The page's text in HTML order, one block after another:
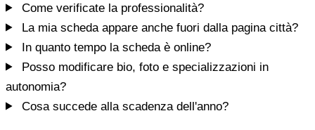
Come verificate la professionalità?
La mia scheda appare anche fuori dalla pagina città?
In quanto tempo la scheda è online?
Posso modificare bio, foto e specializzazioni in
autonomia?
Cosa succede alla scadenza dell'anno?